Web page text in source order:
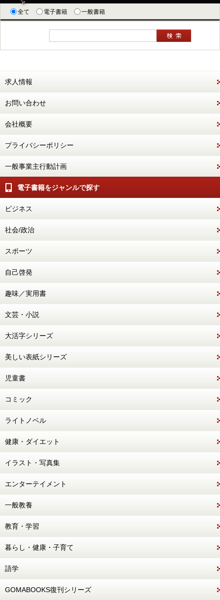
全て 電子書籍 一般書籍
求人情報
お問い合わせ
会社概要
プライバシーポリシー
一般事業主行動計画
電子書籍をジャンルで探す
ビジネス
社会/政治
スポーツ
自己啓発
趣味／実用書
文芸・小説
大活字シリーズ
美しい表紙シリーズ
児童書
コミック
ライトノベル
健康・ダイエット
イラスト・写真集
エンターテイメント
一般教養
教育・学習
暮らし・健康・子育て
語学
GOMABOOKS復刊シリーズ